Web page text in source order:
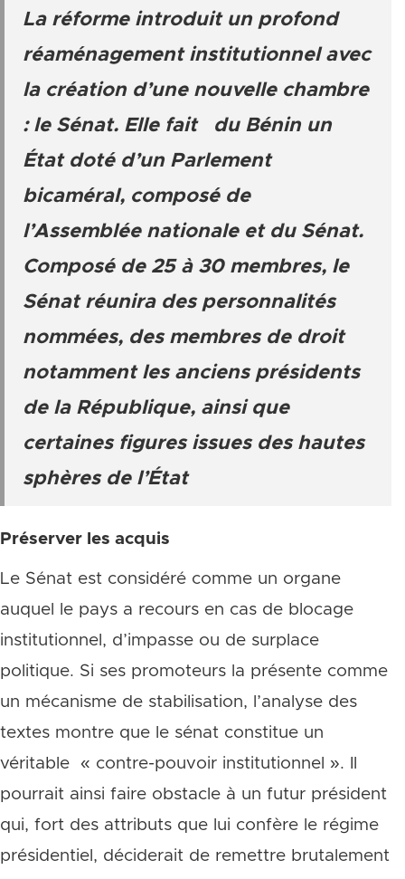
La réforme introduit un profond
réaménagement institutionnel avec
la création d’une nouvelle chambre
: le Sénat. Elle fait du Bénin un
État doté d’un Parlement
bicaméral, composé de
l’Assemblée nationale et du Sénat.
Composé de 25 à 30 membres, le
Sénat réunira des personnalités
nommées, des membres de droit
notamment les anciens présidents
de la République, ainsi que
certaines figures issues des hautes
sphères de l’État
Préserver les acquis
Le Sénat est considéré comme un organe
auquel le pays a recours en cas de blocage
institutionnel, d’impasse ou de surplace
politique. Si ses promoteurs la présente comme
un mécanisme de stabilisation, l’analyse des
textes montre que le sénat constitue un
véritable « contre-pouvoir institutionnel ». Il
pourrait ainsi faire obstacle à un futur président
qui, fort des attributs que lui confère le régime
présidentiel, déciderait de remettre brutalement